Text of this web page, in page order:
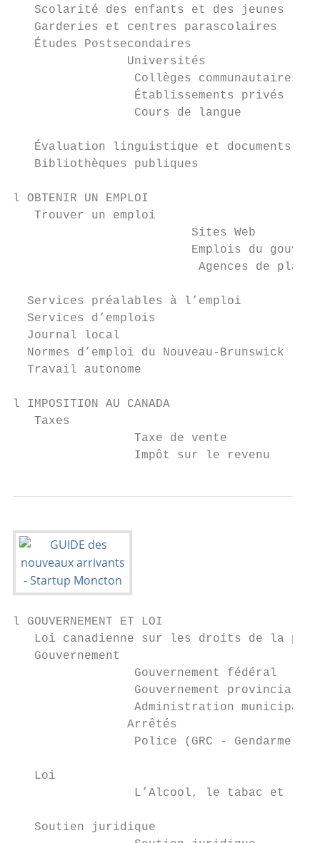
Scolarité des enfants et des jeunes
Garderies et centres parascolaires
Études Postsecondaires
Évaluation linguistique et documents
Bibliothèques publiques
l OBTENIR UN EMPLOI
Trouver un emploi
Services préalables à l’emploi
Services d’emplois
Journal local
Normes d’emploi du Nouveau-Brunswick
Travail autonome
l IMPOSITION AU CANADA
Taxes
Impôt sur le revenu
l GOUVERNEMENT ET LOI
Loi canadienne sur les droits de la
Gouvernement
Loi
Soutien juridique